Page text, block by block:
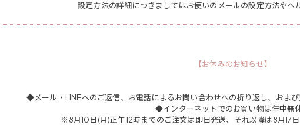
設定方法の詳細につきましてはお使いのメールの設定方法やヘ
【お休みのお知らせ】
◆メール・LINEへのご返信、お電話によるお問い合わせへの折り返し、および
◆インターネットでのお買い物は年中無休
※8月10日(月)正午12時までのご注文は即日発送、それ以降は8月17日